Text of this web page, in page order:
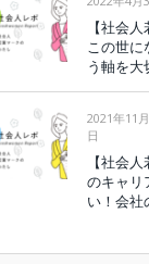
【社会
この世に
う軸を大
2021年11
日
【社会
のキャリ
い！会社